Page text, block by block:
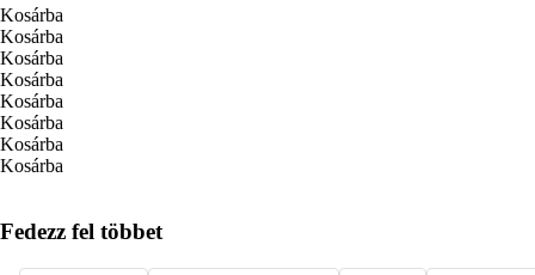
Kosárba
Kosárba
Kosárba
Kosárba
Kosárba
Kosárba
Kosárba
Kosárba
Fedezz fel többet